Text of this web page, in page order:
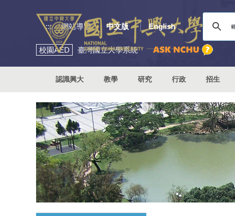
::: 網站導覽 中文版 English
校園AED 臺灣國立大學系統
認識興大 教學 研究 行政 招生